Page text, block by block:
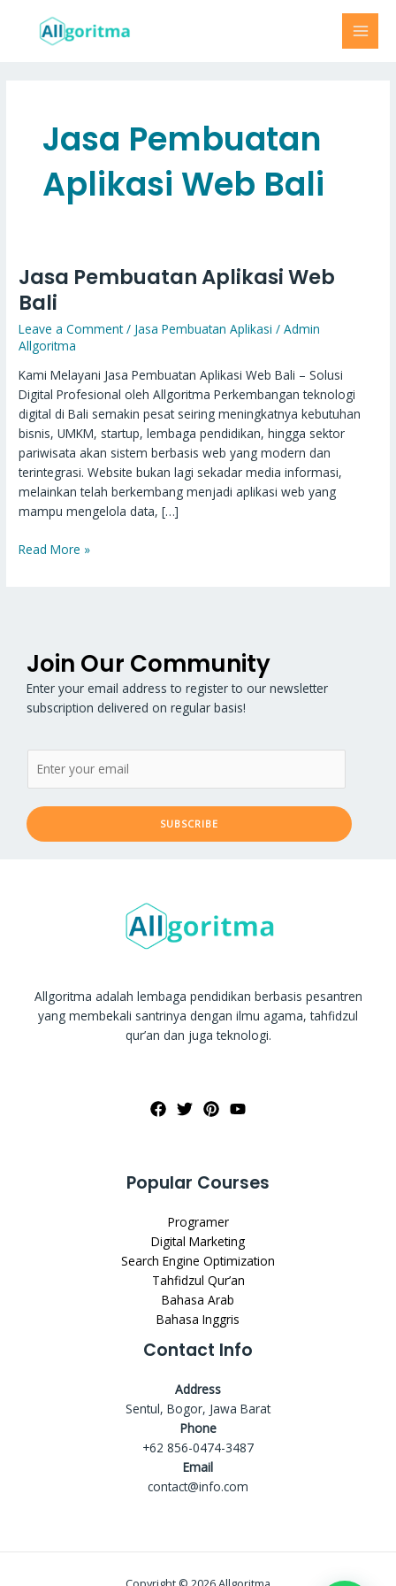
Jasa Pembuatan
Aplikasi Web Bali
Jasa Pembuatan Aplikasi Web
Bali
Leave a Comment / Jasa Pembuatan Aplikasi /Admin
Allgoritma
Kami Melayani Jasa Pembuatan Aplikasi Web Bali – Solusi
Digital Profesional oleh Allgoritma Perkembangan teknologi
digital di Bali semakin pesat seiring meningkatnya kebutuhan
bisnis, UMKM, startup, lembaga pendidikan, hingga sektor
pariwisata akan sistem berbasis web yang modern dan
terintegrasi. Website bukan lagi sekadar media informasi,
melainkan telah berkembang menjadi aplikasi web yang
mampu mengelola data, […]
Jasa
Pembuatan
Aplikasi
Web
Bali
Read More »
Join Our Community
Enter your email address to register to our newsletter
subscription delivered on regular basis!
SUBSCRIBE
Allgoritma adalah lembaga pendidikan berbasis pesantren
yang membekali santrinya dengan ilmu agama, tahfidzul
qur’an dan juga teknologi.
Popular Courses
Programer
Digital Marketing
Search Engine Optimization
Tahfidzul Qur’an
Bahasa Arab
Bahasa Inggris
Contact Info
Address
Sentul, Bogor, Jawa Barat
Phone
+62 856-0474-3487
Email
contact@info.com